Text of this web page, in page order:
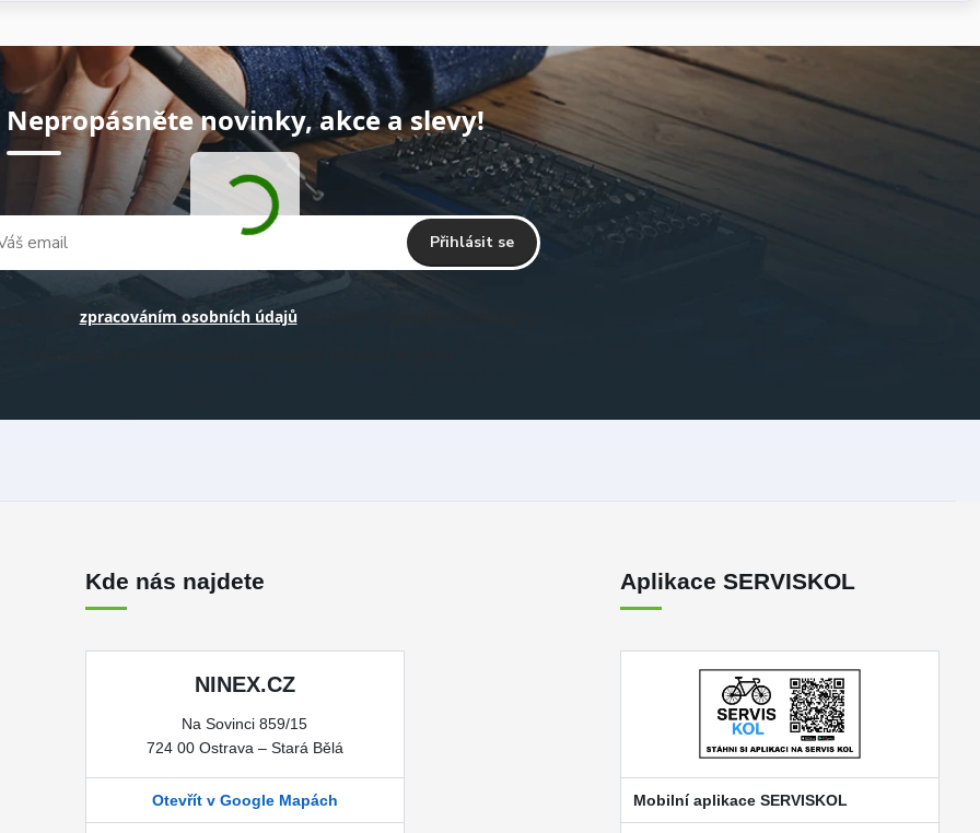
Nepropásněte novinky, akce a slevy!
Přihlásit se
zpracováním osobních údajůza účelem rozesílky newsletteru.
Kde nás najdete
NINEX.CZ
Na Sovinci 859/15
724 00 Ostrava – Stará Bělá
Otevřít v Google Mapách
Aplikace SERVISKOL
Mobilní aplikace SERVISKOL